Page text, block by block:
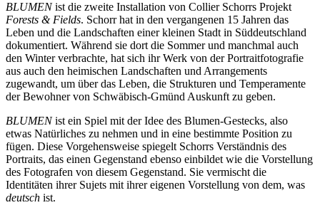
BLUMENist die zweite Installation von Collier Schorrs Projekt
Forests & Fields. Schorr hat in den vergangenen 15 Jahren das
Leben und die Landschaften einer kleinen Stadt in Süddeutschland
dokumentiert. Während sie dort die Sommer und manchmal auch
den Winter verbrachte, hat sich ihr Werk von der Portraitfotografie
aus auch den heimischen Landschaften und Arrangements
zugewandt, um über das Leben, die Strukturen und Temperamente
der Bewohner von Schwäbisch-Gmünd Auskunft zu geben.
BLUMENist ein Spiel mit der Idee des Blumen-Gestecks, also
etwas Natürliches zu nehmen und in eine bestimmte Position zu
fügen. Diese Vorgehensweise spiegelt Schorrs Verständnis des
Portraits, das einen Gegenstand ebenso einbildet wie die Vorstellung
des Fotografen von diesem Gegenstand. Sie vermischt die
Identitäten ihrer Sujets mit ihrer eigenen Vorstellung von dem, was
deutsch ist.